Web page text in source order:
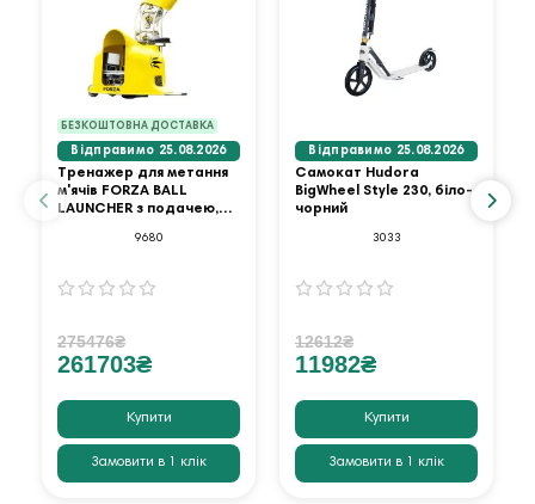
БЕЗКОШТОВНА ДОСТАВКА
Відправимо 25.08.2026
Тренажер для метання
м'ячів FORZA BALL
LAUNCHER з подачею,
9680
275476₴
261703₴
Купити
Замовити в 1 клік
Відправимо 25.08.2026
Самокат Hudora
BigWheel Style 230, біло-
чорний
3033
12612₴
11982₴
Купити
Замовити в 1 клік